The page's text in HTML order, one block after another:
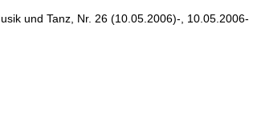
und Tanz, Nr. 26 (10.05.2006)-, 10.05.2006-